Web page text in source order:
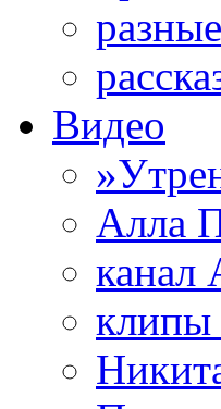
Видео
Алла
канал